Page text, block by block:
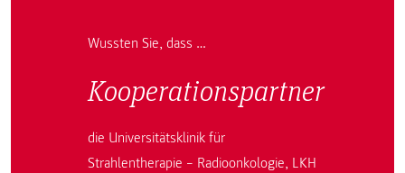
Wussten Sie, dass …
Kooperationspartner
die Universitätsklinik für
Strahlentherapie – Radioonkologie, LKH